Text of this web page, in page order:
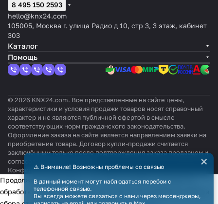
8 495 150 2593
hello@knx24.com
105005, Москва г. улица Радио д 10, стр 3, 3 этаж, кабинет
303
Каталог
Помощь
© 2026 KNX24.com. Все представленные на сайте цены,
характеристики и условия продажи товаров носят справочный
характер и не являются публичной офертой в смысле
соответствующих норм гражданского законодательства.
Оформление заказа на сайте является направлением заявки на
приобретение товара. Договор купли-продажи считается
заключённым только после подтверждения заказа продавцом и
согласования всех условий.
КонфиденциальностьОферта
⚠️ Внимание! Возможны проблемы со связью
В данный момент могут наблюдаться перебои с
телефонной связью.
Вы всегда можете связаться с нами через мессенджеры,
×
Продолжая использовать наш сайт, вы даёте согласие на
обработку файлов cookie в целях функционирования сайта и